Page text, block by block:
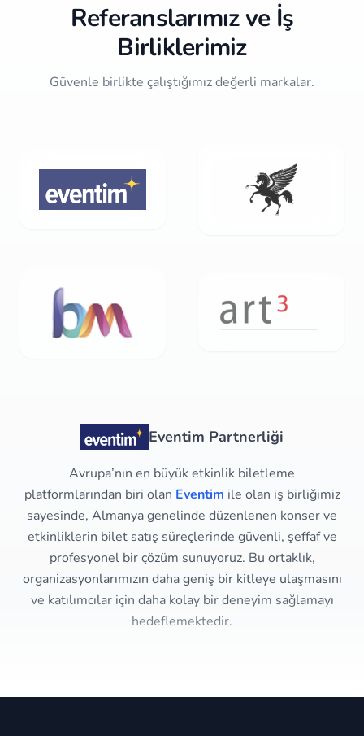
Referanslarımız ve İş
Birliklerimiz
Güvenle birlikte çalıştığımız değerli markalar.
Eventim Partnerliği
Avrupa’nın en büyük etkinlik biletleme
platformlarından biri olan Eventim ile olan iş birliğimiz
sayesinde, Almanya genelinde düzenlenen konser ve
etkinliklerin bilet satış süreçlerinde güvenli, şeffaf ve
profesyonel bir çözüm sunuyoruz. Bu ortaklık,
organizasyonlarımızın daha geniş bir kitleye ulaşmasını
ve katılımcılar için daha kolay bir deneyim sağlamayı
hedeflemektedir.